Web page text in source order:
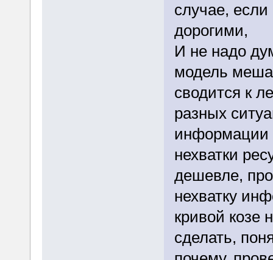
случае,
дорогими,
И не надо
модель
сводится к
разных
информации
нехватки
дешевле,
нехватку
кривой козе
сделать,